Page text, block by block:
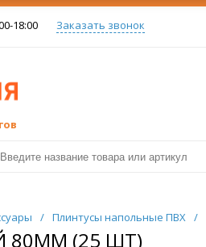
18:00 Заказать звонок
/ Плинтусы напольные ПВХ /
80ММ (25 ШТ)